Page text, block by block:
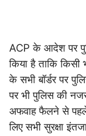
ACP के आदेश पर
किया है ताकि
के सभी बॉर्डर पर
पर भी पुलिस की
अफवाह फैलने से
लिए सभी सुरक्षा